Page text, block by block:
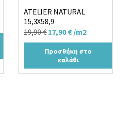
ATELIER NATURAL
15,3X58,9
19,90€ Original
price
was:
19,90 €.
17,90€Η
τρέχουσα
τιμή
είναι:
/m2
Προσθήκη στο
καλάθι